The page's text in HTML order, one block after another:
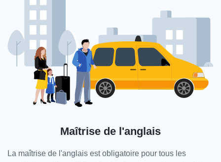
Maîtrise de l'anglais
La maîtrise de l'anglais est obligatoire pour tous les